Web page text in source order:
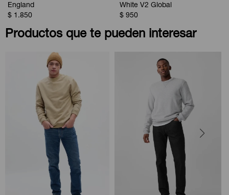
England
$ 1.850
White V2 Global
$ 950
Productos que te pueden interesar